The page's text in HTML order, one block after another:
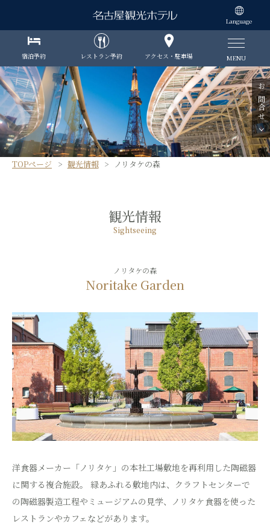
Language
宿泊予約 レストラン予約 アクセス・駐車場 MENU
TOPページ 観光情報 ノリタケの森
観光情報
Sightseeing
ノリタケの森
Noritake Garden
洋食器メーカー「ノリタケ」の本社工場敷地を再利用した陶磁器
に関する複合施設。
緑あふれる敷地内は、クラフトセンターで
の陶磁器製造工程やミュージアムの見学、ノリタケ食器を使った
レストランやカフェなどがあります。
お問合せ